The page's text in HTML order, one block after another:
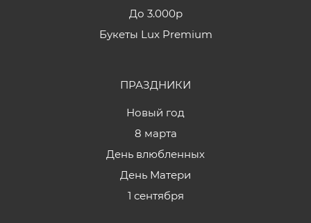
До 3.000р
Букеты Lux Premium
ПРАЗДНИКИ
Новый год
8 марта
День влюбленных
День Матери
1 сентября